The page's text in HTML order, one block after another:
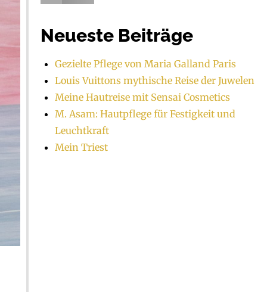
Neueste Beiträge
Gezielte Pflege von Maria Galland Paris
Louis Vuittons mythische Reise der Juwelen
Meine Hautreise mit Sensai Cosmetics
M. Asam: Hautpflege für Festigkeit und
Leuchtkraft
Mein Triest